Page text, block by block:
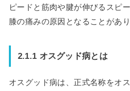
ピードと筋肉や腱が伸びるスピ
膝の痛みの原因となることがあり
2.1.1 オスグッド病とは
オスグッド病は、正式名称をオ